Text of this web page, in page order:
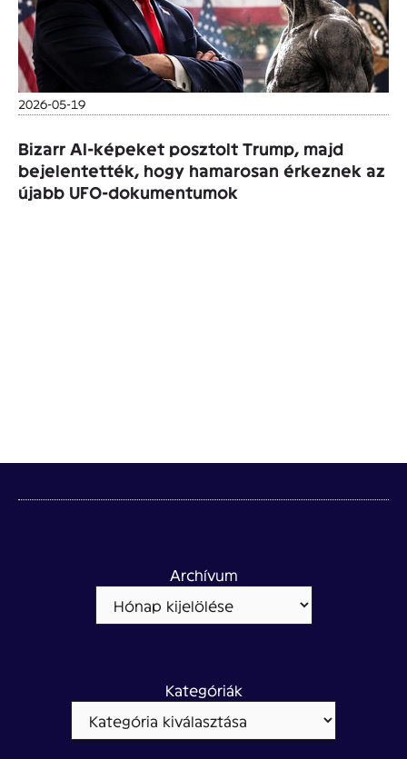
2026-05-19
Bizarr AI-képeket posztolt Trump, majd
bejelentették, hogy hamarosan érkeznek az
újabb UFO-dokumentumok
Archívum
Kategóriák